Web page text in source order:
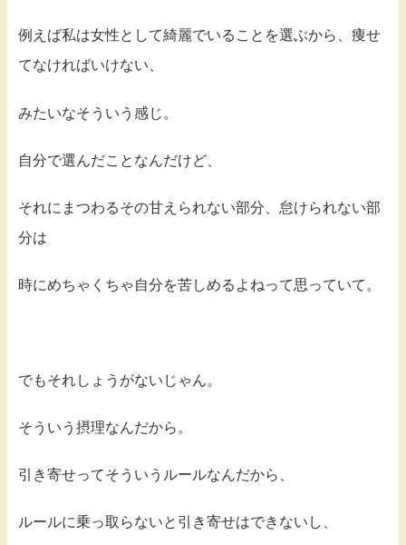
例えば私は女性として綺麗でいることを選ぶから、痩せ
てなければいけない、
みたいなそういう感じ。
自分で選んだことなんだけど、
それにまつわるその甘えられない部分、怠けられない部
分は
時にめちゃくちゃ自分を苦しめるよねって思っていて。
でもそれしょうがないじゃん。
そういう摂理なんだから。
引き寄せってそういうルールなんだから、
ルールに乗っ取らないと引き寄せはできないし、